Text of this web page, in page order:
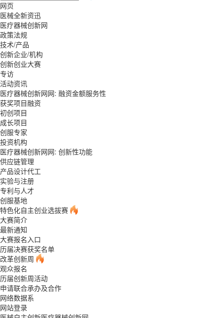
网页
医械全新资迅
医疗器械创新网
政策法规
技术/产品
创新企业/机构
创新创业大赛
专访
活动资讯
医疗器械创新网网: 融资金额服务性
获奖项目融资
初创项目
成长项目
创服专家
投资机构
医疗器械创新网网: 创新性功能
供应链管理
产品设计代工
实验与注册
专利与人才
创服基地
特色化自主创业选拔赛
大赛简介
最新通知
大赛报名入口
历届决赛获奖名单
改革创新周
观众报名
历届创新周活动
申请联合承办及合作
网络数据系
网站登录